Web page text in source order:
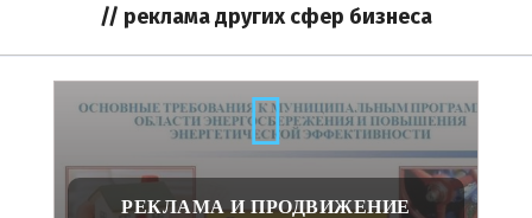
// реклама других сфер бизнеса
РЕКЛАМА И ПРОДВИЖЕНИЕ